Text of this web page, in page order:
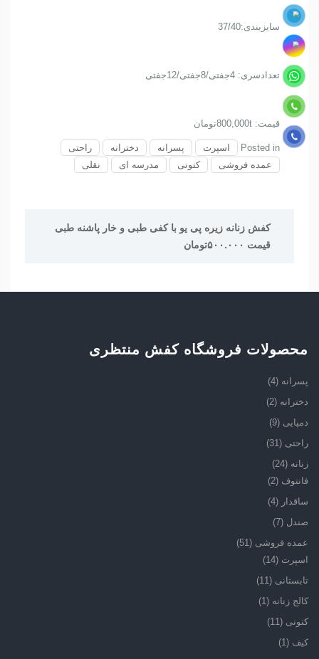
سایزبندی:37/40
تعدادسری: 4جفتی/8جفتی/12جفتی
قیمت: 800,000tتومان
Posted in اسپرت پسرانه دخترانه
راحتی
عمده فروشی
کتونی مدرسه ای نقلی
نوشته
کفش زنانه زیره پی یو با کفی طبی و خار پاشنه طبی
قیمت ۵۰۰.۰۰۰تومان
محصولات فروشگاه کفش منتظری
پسرانه (4)
دخترانه (2)
دمپایی (9)
راحتی (31)
زنانه (24)
فانتوف (2)
ساقدار (4)
صندل (7)
عمده فروشی (51)
اسپرت (14)
تابستانی (11)
کالج زنانه (1)
کتونی (11)
کیف (1)